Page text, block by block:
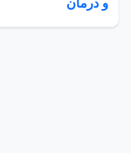
و درمان